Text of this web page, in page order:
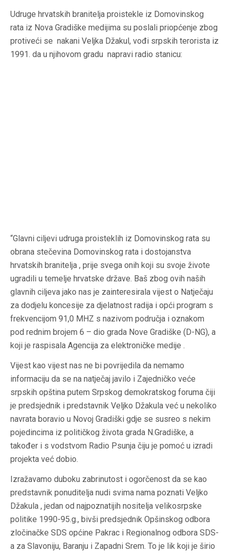
Udruge hrvatskih branitelja proistekle iz Domovinskog
rata iz Nova Gradiške medijima su poslali priopćenje zbog
protiveći se nakani Veljka Džakul, vođi srpskih terorista iz
1991. da u njihovom gradu napravi radio stanicu:
“Glavni ciljevi udruga proisteklih iz Domovinskog rata su
obrana stečevina Domovinskog rata i dostojanstva
hrvatskih branitelja , prije svega onih koji su svoje živote
ugradili u temelje hrvatske države. Baš zbog ovih naših
glavnih ciljeva jako nas je zainteresirala vijest o Natječaju
za dodjelu koncesije za djelatnost radija i opći program s
frekvencijom 91,0 MHZ s nazivom područja i oznakom
pod rednim brojem 6 – dio grada Nove Gradiške (D-NG), a
koji je raspisala Agencija za elektroničke medije .
Vijest kao vijest nas ne bi povrijedila da nemamo
informaciju da se na natječaj javilo i Zajedničko veće
srpskih opština putem Srpskog demokratskog foruma čiji
je predsjednik i predstavnik Veljko Džakula već u nekoliko
navrata boravio u Novoj Gradiški gdje se susreo s nekim
pojedincima iz političkog života grada N.Gradiške, a
također i s vodstvom Radio Psunja čiju je pomoć u izradi
projekta već dobio.
Izražavamo duboku zabrinutost i ogorčenost da se kao
predstavnik ponuditelja nudi svima nama poznati Veljko
Džakula , jedan od najpoznatijih nositelja velikosrpske
politike 1990-95.g., bivši predsjednik Opšinskog odbora
zločinačke SDS općine Pakrac i Regionalnog odbora SDS-
a za Slavoniju, Baranju i Zapadni Srem. To je lik koji je širio